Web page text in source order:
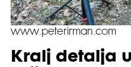
www.peterirman.com
Kralj detalja